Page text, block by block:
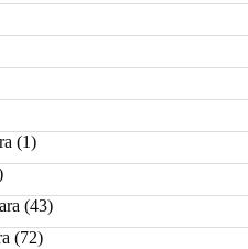
(1)
(43)
(72)